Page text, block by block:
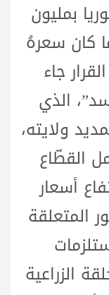
بمليون
كان سعرهُ
جاء
الذي
ولايته،
القطّاع
أسعار
المتعلقة
الزراعية